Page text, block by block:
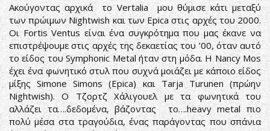
Ακούγοντας αρχικά το Vertalia μου θύμισε κάτι μεταξύ
των πρώιμων Nightwish και των Epica στις αρχές του 2000.
Οι Fortis Ventus είναι ένα συγκρότημα που μας έκανε να
επιστρέψουμε στις αρχές της δεκαετίας του ’00, όταν αυτό
το είδος του Symphonic Metal ήταν στη μόδα. Η Nancy Mos
έχει ένα φωνητικό στυλ που συχνά μοιάζει με κάποιο είδος
μίξης Simone Simons (Epica) και Tarja Turunen (πρώην
Nightwish). Ο Τζορτζ Χάλιγουελ με τα φωνητικά του
αλλάζει τα….δεδομένα, βάζοντας το….heavy metal πιο
πολύ μέσα στα τραγούδια, ένας παράγοντας που σπάνια